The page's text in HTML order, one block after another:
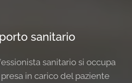
sanitario
sanitario si occupa
in carico del paziente